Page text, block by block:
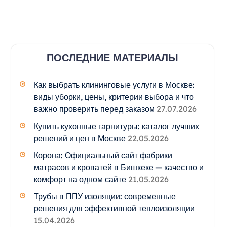
ПОСЛЕДНИЕ МАТЕРИАЛЫ
Как выбрать клининговые услуги в Москве:
виды уборки, цены, критерии выбора и что
важно проверить перед заказом 27.07.2026
Купить кухонные гарнитуры: каталог лучших
решений и цен в Москве 22.05.2026
Корона: Официальный сайт фабрики
матрасов и кроватей в Бишкеке — качество и
комфорт на одном сайте 21.05.2026
Трубы в ППУ изоляции: современные
решения для эффективной теплоизоляции
15.04.2026